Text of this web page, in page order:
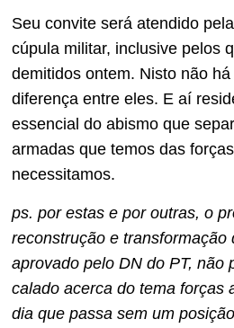
Seu convite será atendido
cúpula militar, inclusive pelos
demitidos ontem. Nisto não
diferença entre eles. E aí
essencial do abismo que
armadas que temos das
necessitamos.
ps. por estas e por outras, o
reconstrução e transformação
aprovado pelo DN do PT, não
calado acerca do tema forças
dia que passa sem um